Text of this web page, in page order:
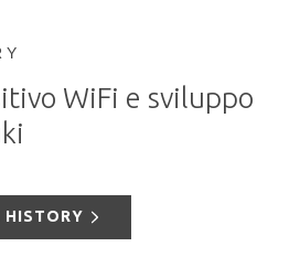
WiFi e sviluppo
HISTORY